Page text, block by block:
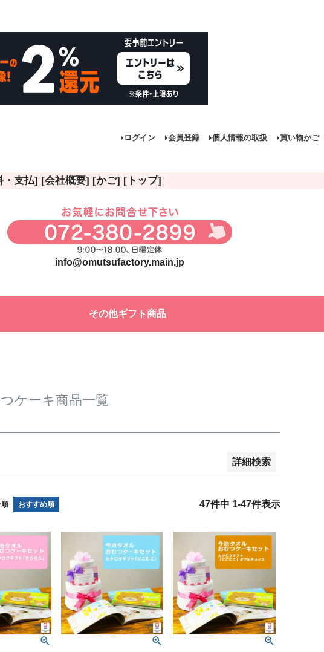
ログイン 会員登録 個人情報の取扱 買い物かご
・支払] [会社概要] [かご] [トップ]
info@omutsufactory.main.jp
その他ギフト商品
ケーキ商品一覧
詳細検索
在庫なし商品を表示しない
商品番号/JANコード
予約商品
優先度順
レビュー順
順 おすすめ順 47件中 1-47件表示